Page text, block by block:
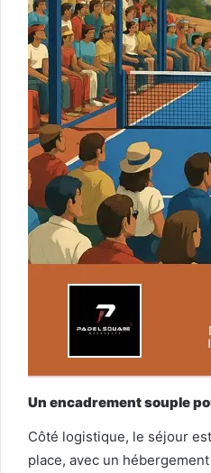
Un encadrement souple
Côté logistique, le séjour
place, avec un